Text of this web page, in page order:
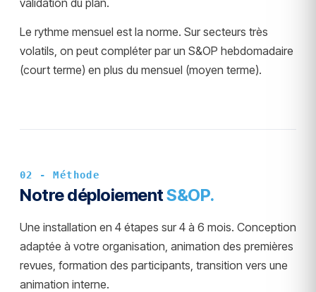
validation du plan.
Le rythme mensuel est la norme. Sur secteurs très
volatils, on peut compléter par un S&OP hebdomadaire
(court terme) en plus du mensuel (moyen terme).
02 - Méthode
Notre déploiementS&OP.
Une installation en 4 étapes sur 4 à 6 mois. Conception
adaptée à votre organisation, animation des premières
revues, formation des participants, transition vers une
animation interne.